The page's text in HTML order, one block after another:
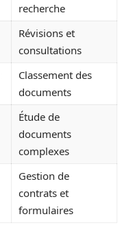
recherche
Révisions et
consultations
Classement des
documents
Étude de
documents
complexes
Gestion de
contrats et
formulaires